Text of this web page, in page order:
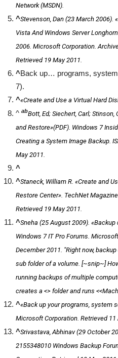
Network (MSDN).
^Stevenson, Dan (23 March 2006).
Vista And Windows Server
2006. Microsoft Corporation.
Retrieved 19 May2011.
^Back up… programs,
7).
^«Create and Use a Virtual Hard
^ abBott, Ed; Siechert, Carl;
and Restore»(PDF). Windows 7
Creating a System Image Backup.
May2011.
^
^Staneck, William R. «Create and
Restore Center». TechNet
Retrieved 19 May2011.
^Sneha (25 August 2009).
Windows 7 IT Pro Forums.
December2011. Right now,
sub folder of a volume. [~snip~]
running backups of multiple
creates a <> folder and runs
^«Back up your programs, system
Microsoft Corporation. Retrieved 11
^Srivastava, Abhinav (29 October
2155348010 Windows Backup